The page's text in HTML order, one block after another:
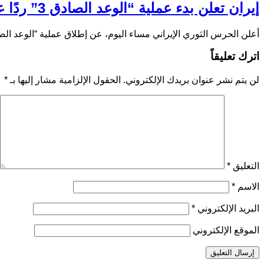
إيران تعلن بدء عملية “الوعد الصادق 3” ردًا على العدوان الصهيوني
أعلن الحرس الثوري الإيراني مساء اليوم، عن إطلاق عملية “الوعد الصادق 3” تحت
اترك تعليقاً
لن يتم نشر عنوان بريدك الإلكتروني. الحقول الإلزامية مشار إليها بـ *
التعليق *
الاسم *
البريد الإلكتروني *
الموقع الإلكتروني